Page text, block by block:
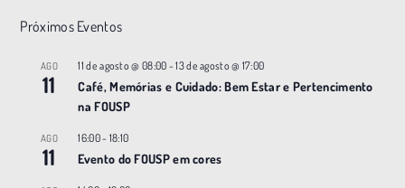
Próximos Eventos
AGO
11
11 de agosto @ 08:00 -13 de agosto @ 17:00
Café, Memórias e Cuidado: Bem Estar e Pertencimento
na FOUSP
AGO
11
16:00- 18:10
Evento do FOUSP em cores